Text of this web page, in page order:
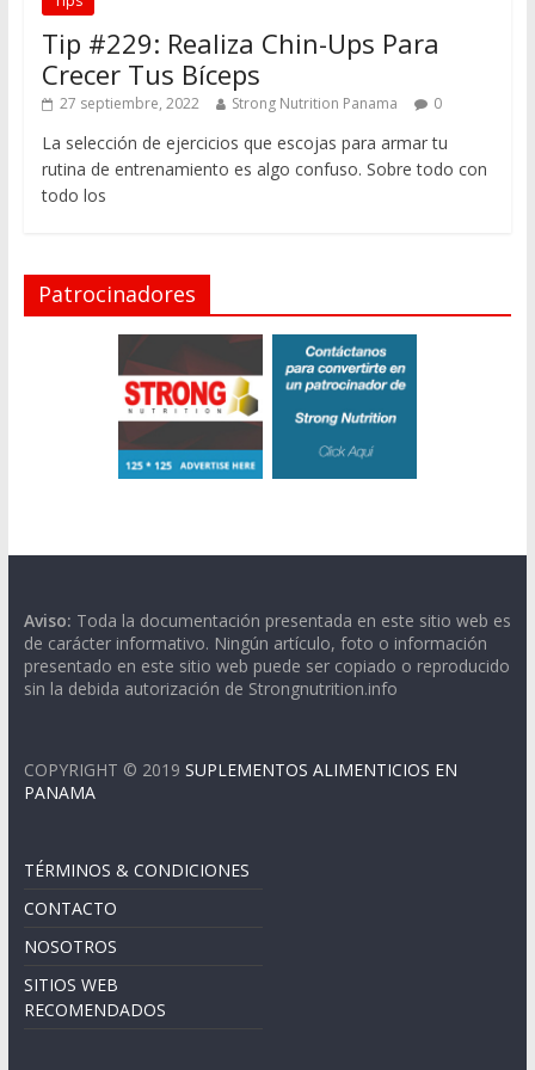
Tip #229: Realiza Chin-Ups Para
Crecer Tus Bíceps
27 septiembre, 2022 Strong Nutrition Panama 0
La selección de ejercicios que escojas para armar tu
rutina de entrenamiento es algo confuso. Sobre todo con
todo los
Patrocinadores
Aviso: Toda la documentación presentada en este sitio web es
de carácter informativo. Ningún artículo, foto o información
presentado en este sitio web puede ser copiado o reproducido
sin la debida autorización de Strongnutrition.info
COPYRIGHT © 2019 SUPLEMENTOS ALIMENTICIOS EN
PANAMA
TÉRMINOS & CONDICIONES
CONTACTO
NOSOTROS
SITIOS WEB
RECOMENDADOS